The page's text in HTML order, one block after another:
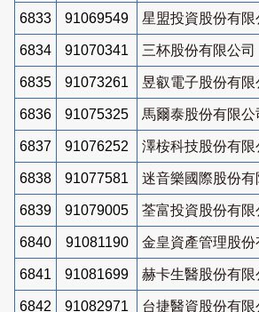
6833 91069549 星盟投資股份有限
6834 91070341 三杯股份有限公司
6835 91073261 昱叡電子股份有限
6836 91075325 馬爾泰股份有限公
6837 91076252 澤桉科技股份有限
6838 91077581 迷音樂國際股份有
6839 91079005 荃富投資股份有限
6840 91081190 金皇資產管理股份
6841 91081699 赫卡生醫股份有限
6842 91082971 台捷醫資股份有限